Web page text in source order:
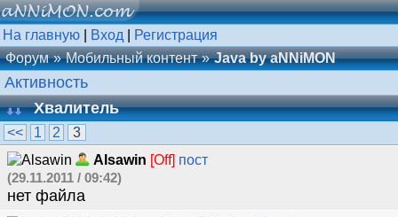
На главную Вход
Регистрация
Форум
Мобильный контент Java by aNNiMON
Активность
Хвалитель
<< 1 2
3
Alsawin [Off] пост
(29.11.2011 / 09:42)
нет файла